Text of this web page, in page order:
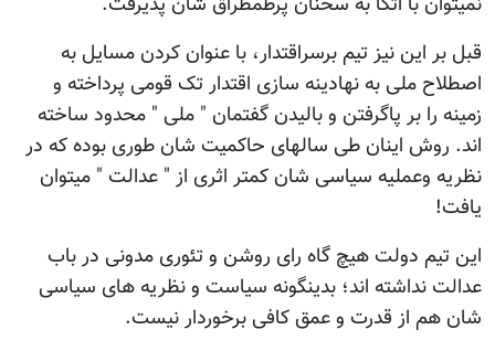
قبل بر این نیز تیم برسراقتدار، با عنوان کردن مسایل به
اصطلاح ملی به نهادینه سازی اقتدار تک قومی پرداخته و
زمینه را بر پاگرفتن و بالیدن گفتمان " ملی " محدود ساخته
اند. روش اینان طی سالهای حاکمیت شان طوری بوده که در
نظریه وعملیه سیاسی شان کمتر اثری از " عدالت " میتوان
یافت!
این تیم دولت هیچ گاه رای روشن و تئوری مدونی در باب
عدالت نداشته اند؛ بدینگونه سیاست و نظریه های سیاسی
شان هم از قدرت و عمق کافی برخوردار نیست.